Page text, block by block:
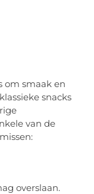
om smaak en
snacks
van de
overslaan.